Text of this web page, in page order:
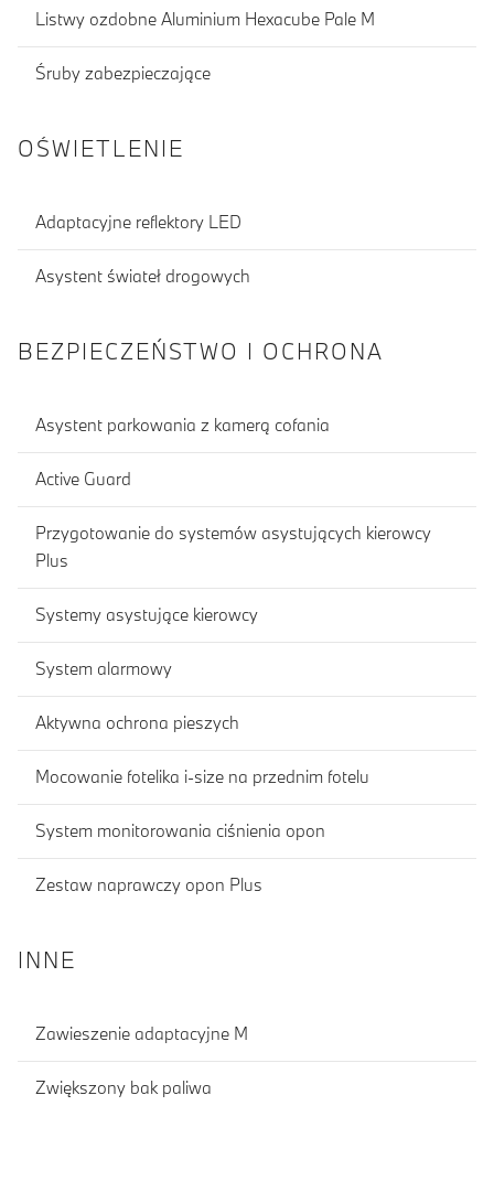
Listwy ozdobne Aluminium Hexacube Pale M
Śruby zabezpieczające
OŚWIETLENIE
Adaptacyjne reflektory LED
Asystent świateł drogowych
BEZPIECZEŃSTWO I OCHRONA
Asystent parkowania z kamerą cofania
Active Guard
Przygotowanie do systemów asystujących kierowcy
Plus
Systemy asystujące kierowcy
System alarmowy
Aktywna ochrona pieszych
Mocowanie fotelika i-size na przednim fotelu
System monitorowania ciśnienia opon
Zestaw naprawczy opon Plus
INNE
Zawieszenie adaptacyjne M
Zwiększony bak paliwa